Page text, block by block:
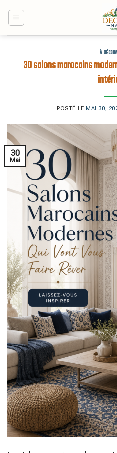
À
30 salons marocains
POSTÉ LEMAI 30,
30
Mai